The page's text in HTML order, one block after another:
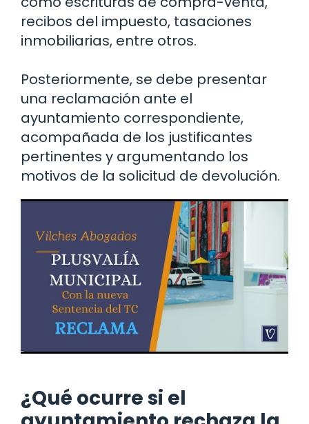
recibos del impuesto, tasaciones
inmobiliarias, entre otros.
Posteriormente, se debe presentar
una reclamación ante el
ayuntamiento correspondiente,
acompañada de los justificantes
pertinentes y argumentando los
motivos de la solicitud de devolución.
¿Qué ocurre si el